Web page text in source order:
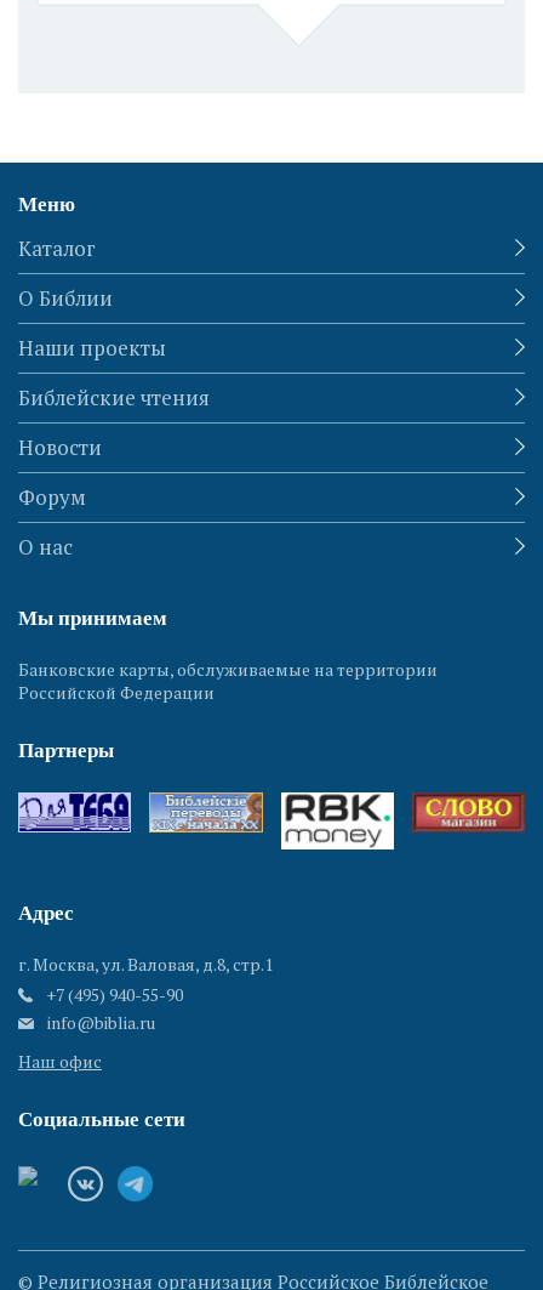
Меню
Каталог
О Библии
Наши проекты
Библейские чтения
Новости
Форум
О нас
Мы принимаем
Банковские карты, обслуживаемые на территории
Российской Федерации
Партнеры
Адрес
г. Москва, ул. Валовая, д.8, стр.1
+7 (495) 940-55-90
info@biblia.ru
Наш офис
Социальные сети
© Религиозная организация Российское Библейское